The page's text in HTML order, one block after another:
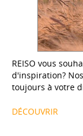
REISO vous
d'inspiration? Nos
toujours à votre
DÉCOUVRIR